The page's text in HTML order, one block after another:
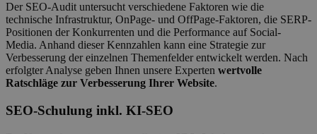
Der SEO-Audit untersucht verschiedene Faktoren wie die
technische Infrastruktur, OnPage- und OffPage-Faktoren, die SERP-
Positionen der Konkurrenten und die Performance auf Social-
Media. Anhand dieser Kennzahlen kann eine Strategie zur
Verbesserung der einzelnen Themenfelder entwickelt werden. Nach
erfolgter Analyse geben Ihnen unsere Experten wertvolle
Ratschläge zur Verbesserung Ihrer Website.
SEO-Schulung inkl. KI-SEO